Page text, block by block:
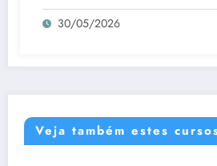
30/05/2026
Veja também estes